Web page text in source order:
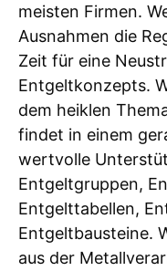
meisten Firmen.
Ausnahmen die
Zeit für eine
Entgeltkonzepts.
dem heiklen
findet in einem
wertvolle
Entgeltgruppen,
Entgelttabellen,
Entgeltbausteine.
aus der